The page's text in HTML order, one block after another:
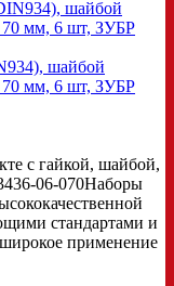
шайбой
мм, 6 шт, ЗУБР
с гайкой, шайбой,
06-070Наборы
стандартами и
применение